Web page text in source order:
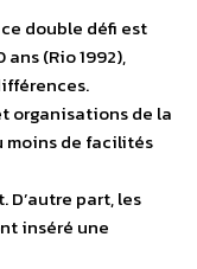
double défi est
(Rio 1992),
organisations de la
moins de facilités
part, les
inséré une